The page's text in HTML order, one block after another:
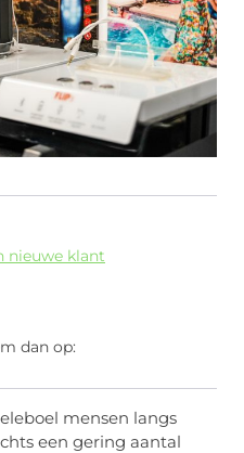
nieuwe klant
dan op:
mensen langs
een gering aantal